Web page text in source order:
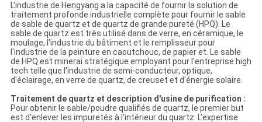
L'industrie de Hengyang a la capacité de fournir la solution de
traitement profonde industrielle complète pour fournir le sable
de sable de quartz et de quartz de grande pureté (HPQ). Le
sable de quartz est très utilisé dans de verre, en céramique, le
moulage, l'industrie du bâtiment et le remplisseur pour
l'industrie de la peinture en caoutchouc, de papier et. Le sable
de HPQ est minerai stratégique employant pour l'entreprise high
tech telle que l'industrie de semi-conducteur, optique,
d'éclairage, en verre de quartz, de creuset et d'énergie solaire.
Traitement de quartz et description d'usine de purification :
Pour obtenir le sable/poudre qualifiés de quartz, le premier but
est d'enlever les impuretés à l'intérieur du quartz. L'expertise